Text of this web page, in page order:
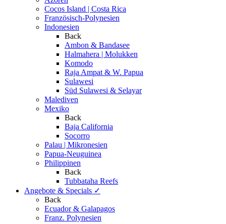
Cocos Island | Costa Rica
Französisch-Polynesien
Indonesien
Back
Ambon & Bandasee
Halmahera | Molukken
Komodo
Raja Ampat & W. Papua
Sulawesi
Süd Sulawesi & Selayar
Malediven
Mexiko
Back
Baja California
Socorro
Palau | Mikronesien
Papua-Neuguinea
Philippinen
Back
Tubbataha Reefs
Angebote & Specials ✓
Back
Ecuador & Galapagos
Franz. Polynesien